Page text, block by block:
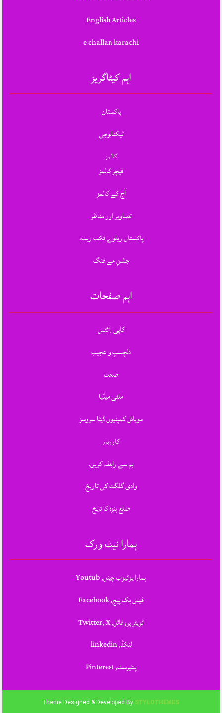
English Articles
e challan karachi
اہم کیٹاگریز
پاکستان
ٹیکنالوجی
کالمز
فیچر کالمز
آج کے کالمز
تصاویر اور مناظر
پاکستان ریلوے ٹکٹ ریٹ،
جشنِ مے فنگ
اہم صفحات
کاپی رائٹس
دلچسپ و عجیب
صحت
ملٹی میڈیا
موبائل کمپنیوں ڈیٹا سروسز
کاروبار
ہم سے رابطہ کریں.
وادی گلگت کی تاریخ
ضلع ہنزہ کا تایخ
ہمارا نیٹ ورک
ہمارا یوٹیوب چینل, Youtub
فیس بک پیج, Facebook
ٹویٹر پروفائل, Twitter, X
لنکڈ, linkedin
پنٹیرسٹ, Pinterest
Theme Designed & Developed By STYLOTHEMES